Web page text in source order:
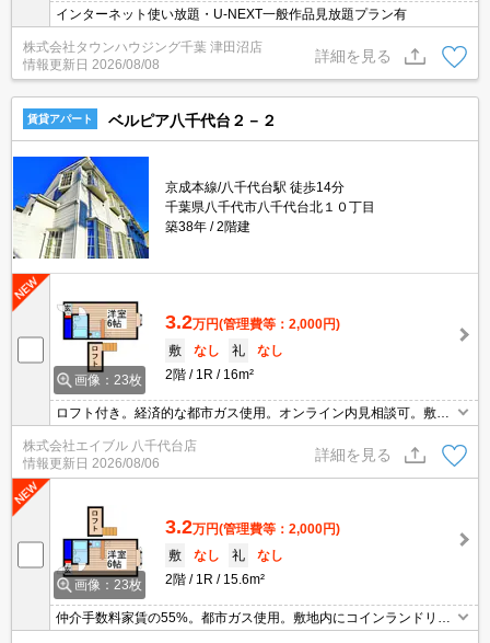
インターネット使い放題・U-NEXT一般作品見放題プラン有
株式会社タウンハウジング千葉 津田沼店
情報更新日 2026/08/08
詳細を見る
賃貸アパート ベルピア八千代台２－２
京成本線/八千代台駅 徒歩14分
千葉県八千代市八千代台北１０丁目
築38年
2階建
画像：23枚
3.2万円(管理費等：2,000円)
敷
なし 礼
なし
2階
1R 16m²
ロフト付き。経済的な都市ガス使用。オンライン内見相談可。敷金
0円礼金0円仲介手数料家賃の0.55ヶ月分。詳細はお問い合わせくだ
さい。
株式会社エイブル 八千代台店
情報更新日 2026/08/06
詳細を見る
画像：23枚
3.2万円(管理費等：2,000円)
敷
なし 礼
なし
2階
1R 15.6m²
仲介手数料家賃の55%。都市ガス使用。敷地内にコインランドリー
あり。生活環境良好。オンライン内見相談可。内見予約受付中。住